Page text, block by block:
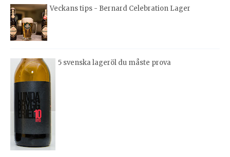
Veckans tips - Bernard Celebration Lager
5 svenska lageröl du måste prova